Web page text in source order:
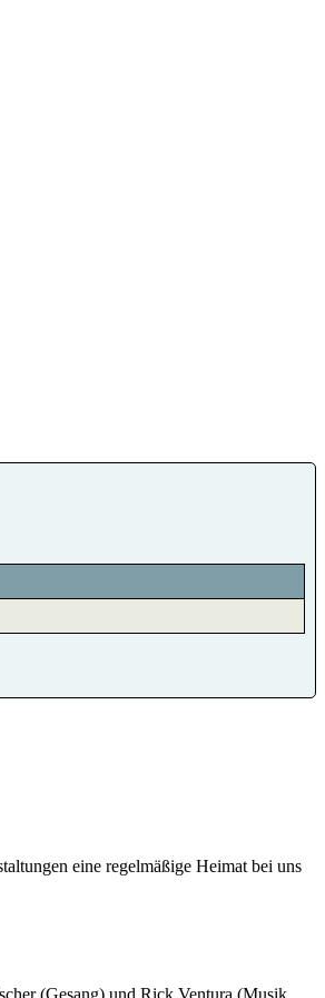
eine regelmäßige Heimat bei uns
(Gesang) und Rick Ventura (Musik,